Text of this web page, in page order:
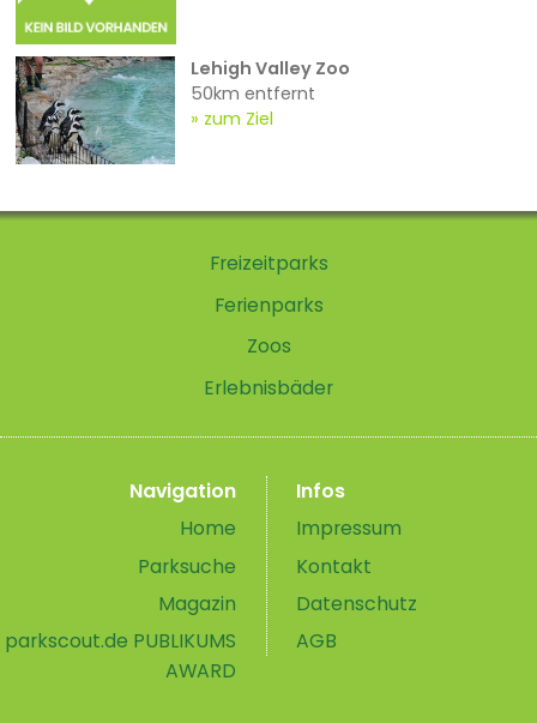
Lehigh Valley Zoo
50km entfernt
zum Ziel
Freizeitparks
Ferienparks
Zoos
Erlebnisbäder
Navigation
Home
Parksuche
Magazin
parkscout.de PUBLIKUMS
AWARD
Infos
Impressum
Kontakt
Datenschutz
AGB